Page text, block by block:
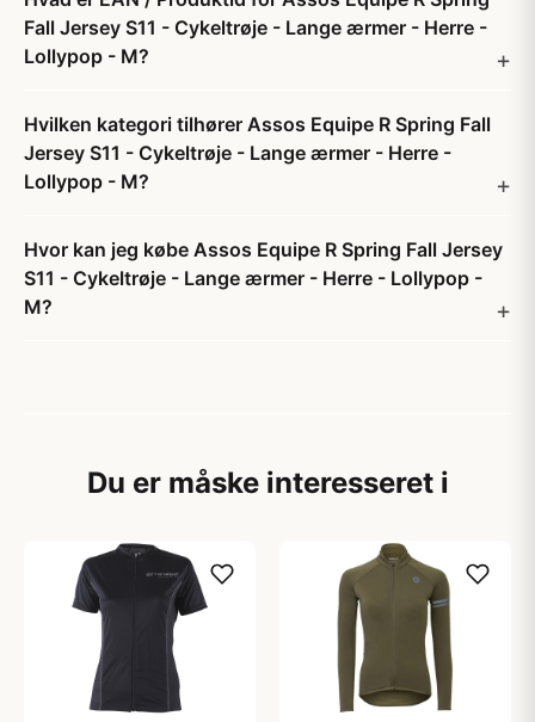
Fall Jersey S11 - Cykeltrøje - Lange ærmer - Herre -
Lollypop - M?
Hvilken kategori tilhører Assos Equipe R Spring Fall
Jersey S11 - Cykeltrøje - Lange ærmer - Herre -
Lollypop - M?
Hvor kan jeg købe Assos Equipe R Spring Fall Jersey
S11 - Cykeltrøje - Lange ærmer - Herre - Lollypop -
M?
Du er måske interesseret i